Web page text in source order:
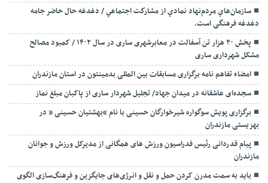
سازمان‌هاي مردم‌نهاد نمادي از مشاركت اجتماعي / دغدغه حال حاضر جامه
دغدغه فرهنگی است.
پخش ۲۰ هزار تن آسفالت در معابرشهری ساری در سال ۱۴۰۲ / کمبود مصالح
مشکل شهرداری ساری
امضاء تفاهم نامه برگزاری مسابقات بین المللی بدمینتون در استان مازندران
سجده‌ای عاشقانه در میدان جهاد/ تجلیل شهردار ساری از پاکبان مبلغ نماز
برگزاری پویش سوگواره شیرخوارگان حسینی با نام “بهشتیان حسینی ” در
بهزیستی مازندران
پیام قدردانی رئیس فدراسیون ورزش های همگانی از مدیرکل ورزش و جوانان
مازندران
باید به سمت مدرن کردن حمل و نقل و انرژی‌های جایگزین و فرهنگ‌سازی الگوی